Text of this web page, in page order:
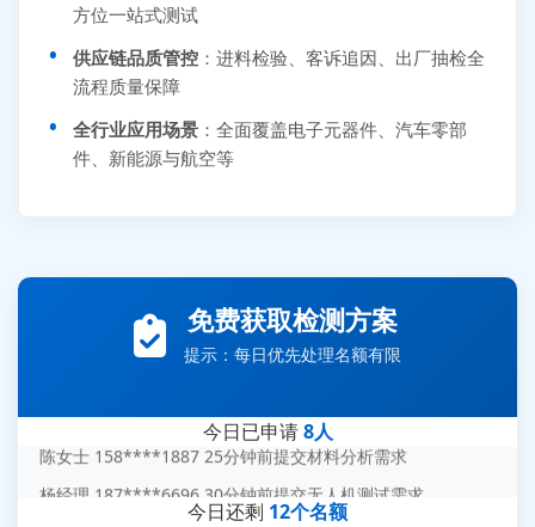
方位一站式测试
供应链品质管控 ：进料检验、客诉追因、出厂抽检全
流程质量保障
全行业应用场景 ：全面覆盖电子元器件、汽车零部
件、新能源与航空等
免费获取检测方案
提示：每日优先处理名额有限
今日已申请8人
李女士 159****5393 3分钟前提交可靠性测试需求
王经理 186****9012 7分钟前提交并网/涉网试验需求
赵总 135****7688 12分钟前提交芯片失效分析需求
陈女士 158****1887 25分钟前提交材料分析需求
周总 136****0539 35分钟前提交机器人测试需求
今日还剩 12个名额